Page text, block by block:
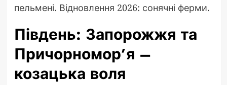
пельмені. Відновлення 2026: сонячні ферми.
Південь: Запорожжя та
Причорномор’я –
козацька воля